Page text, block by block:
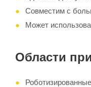
Совместим с
Может
Области